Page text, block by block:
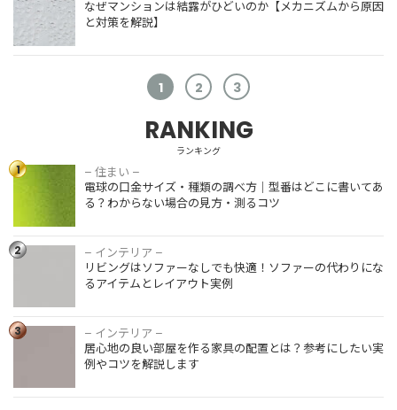
キッチンの
ゴミ箱置き
い・置けな
い悩みを解
みらいエコ
住宅2026
2026）と
は？補助金
住みながら
ット・デメ
リットを解
なぜマンシ
ョンは結露
因と対策を
なぜマンションは結露がひどいのか【メカニズムから原因
と対策を解説】
1 2 3
RANKING
ランキング
1
– 住まい –
電球の口金サイズ・種類の調べ方｜型番はどこに書いてあ
る？わからない場合の見方・測るコツ
2
– インテリア –
リビングはソファーなしでも快適！ソファーの代わりにな
るアイテムとレイアウト実例
3
– インテリア –
居心地の良い部屋を作る家具の配置とは？参考にしたい実
例やコツを解説します